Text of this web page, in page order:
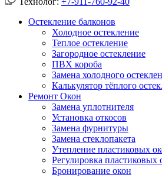
Остекление балконов
Холодное остекление
Теплое остекление
Загородное остекление
ПВХ короба
Замена холодного
Калькулятор тёплого
Ремонт Окон
Замена уплотнителя
Установка откосов
Замена фурнитуры
Замена стеклопакета
Утепление пластиковых
Регулировка пластиковых
Бронирование окон